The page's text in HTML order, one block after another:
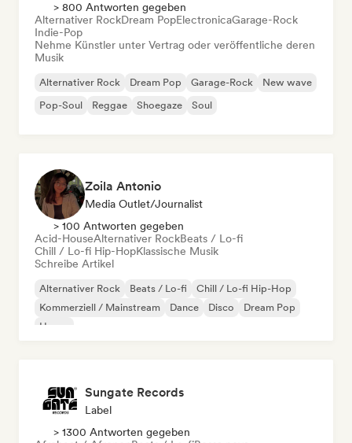
> 800 Antworten gegeben
Alternativer RockDream PopElectronicaGarage-Rock
Indie-Pop
Nehme Künstler unter Vertrag oder veröffentliche deren
Musik
Alternativer Rock Dream Pop Garage-Rock
New wave
Pop-Soul
Reggae Shoegaze Soul
Zoila Antonio
Media Outlet/Journalist
> 100 Antworten gegeben
Acid-HouseAlternativer RockBeats / Lo-fi
Chill / Lo-fi Hip-HopKlassische Musik
Schreibe Artikel
Alternativer Rock Beats / Lo-fi
Chill / Lo-fi Hip-Hop
Kommerziell / Mainstream
Dance Disco
Dream Pop
House
Sungate Records
Label
> 1300 Antworten gegeben